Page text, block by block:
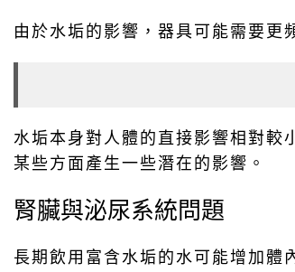
由於水垢的影響，器具可能需要更
水垢本身對人體的直接影響相對較
某些方面產生一些潛在的影響。
腎臟與泌尿系統問題
長期飲用富含水垢的水可能增加體